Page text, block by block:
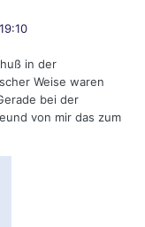
in der
Weise waren
bei der
von mir das zum